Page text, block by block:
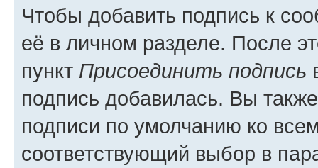
Чтобы добавить подпись к
её в личном разделе. После
пункт Присоединить подпись
подпись добавилась. Вы
подписи по умолчанию ко
соответствующий выбор в